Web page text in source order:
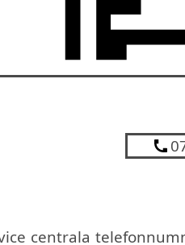
centrala